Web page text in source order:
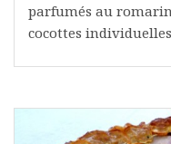
parfumés au romarin
cocottes